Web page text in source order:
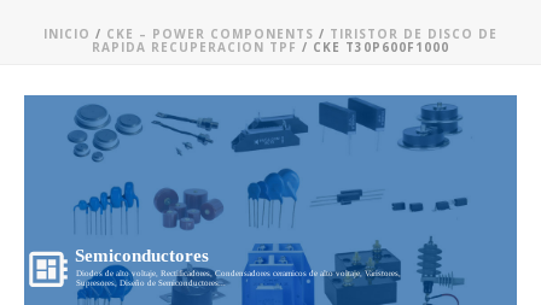
INICIO / CKE – POWER COMPONENTS / TIRISTOR DE DISCO DE
RAPIDA RECUPERACION TPF / CKE T30P600F1000
Semiconductores
Diodos de alto voltaje, Rectificadores, Condensadores ceramicos de alto voltaje, Varistores,
Supresores, Diseño de Semiconductores...